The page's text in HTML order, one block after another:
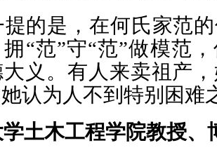
的是，在何氏家范
“范”守“范”做模范
义。有人来卖祖产
认为人不到特别困难
土木工程学院教授、